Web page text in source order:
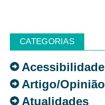
CATEGORIAS
Acessibilidade
Artigo/Opinião
Atualidades